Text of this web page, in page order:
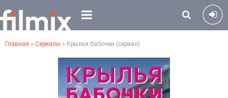
Главная » Сериалы » Крылья бабочки (сериал)